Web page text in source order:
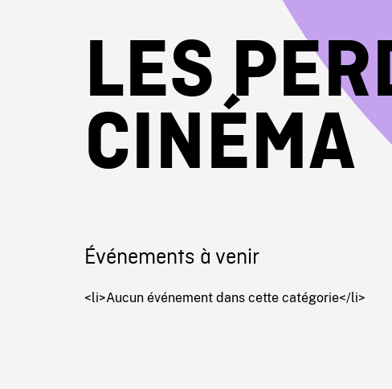
LES
CINÉMA
Événements à venir
<li>Aucun événement dans cette catégorie</li>